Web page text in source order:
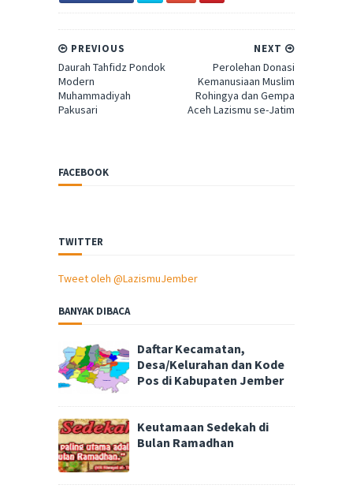
NEXT
Perolehan Donasi
Kemanusiaan Muslim
Rohingya dan Gempa
Aceh Lazismu se-Jatim
PREVIOUS
Daurah Tahfidz Pondok
Modern
Muhammadiyah
Pakusari
FACEBOOK
TWITTER
Tweet oleh @LazismuJember
BANYAK DIBACA
Daftar Kecamatan,
Desa/Kelurahan dan Kode
Pos di Kabupaten Jember
Keutamaan Sedekah di
Bulan Ramadhan